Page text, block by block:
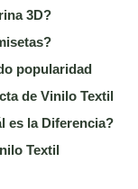
3D?
popularidad
de Vinilo Textil
es la Diferencia?
Textil